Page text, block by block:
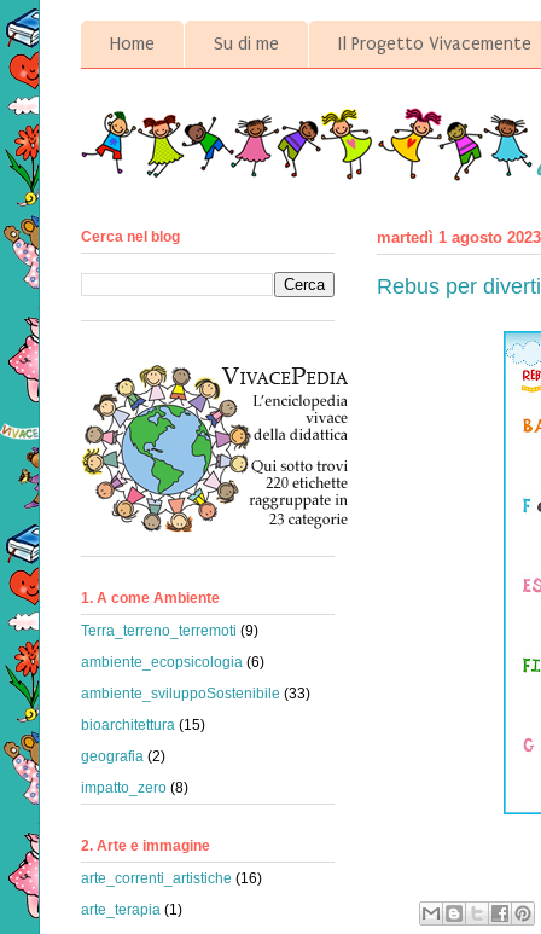
Home Su di me Il Progetto Vivacemente
martedì 1 agosto 2023
Rebus per
Cerca nel blog
1. A come Ambiente
Terra_terreno_terremoti (9)
ambiente_ecopsicologia (6)
ambiente_sviluppoSostenibile (33)
bioarchitettura (15)
geografia (2)
impatto_zero (8)
2. Arte e immagine
arte_correnti_artistiche (16)
arte_terapia (1)